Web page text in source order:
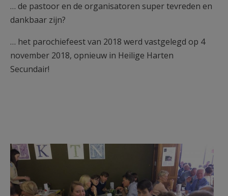
… de pastoor en de organisatoren super tevreden en
dankbaar zijn?
… het parochiefeest van 2018 werd vastgelegd op 4
november 2018, opnieuw in Heilige Harten
Secundair!